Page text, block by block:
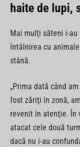
haite de lupi,
Mai mulţi săteni i-
întâlnirea cu
stână.
„Prima dată când
fost zăriţi în zonă,
revenit în atenţie. În
atacat cele două
dacă nu i-au